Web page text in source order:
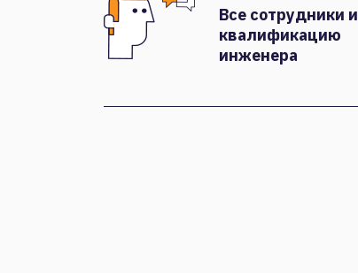
Все сотрудники
квалификацию
инженера